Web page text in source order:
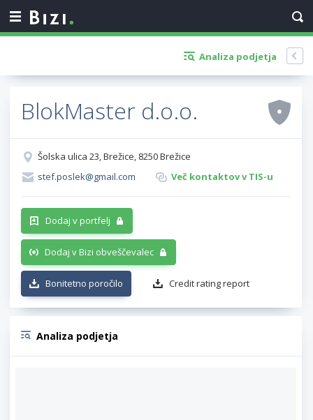
Analiza podjetja
BlokMaster d.o.o.
Šolska ulica 23, Brežice, 8250 Brežice
stef.poslek@gmail.com
Več kontaktov v TIS-u
Dodaj v portfelj
Dodaj v Bizi obveščevalec
Bonitetno poročilo Credit rating report
Analiza podjetja